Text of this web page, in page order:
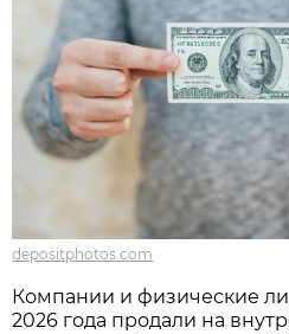
depositphotos.com
Компании и физические
2026 года продали на